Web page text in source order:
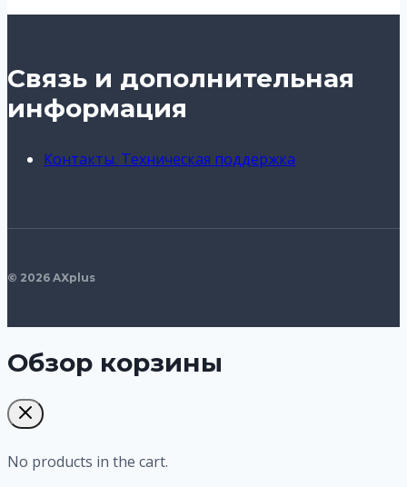
Связь и дополнительная
информация
Контакты. Техническая поддержка
© 2026 AXplus
Обзор корзины
No products in the cart.